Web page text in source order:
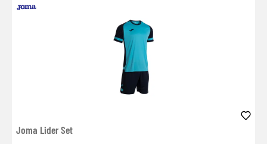
Joma Lider Set